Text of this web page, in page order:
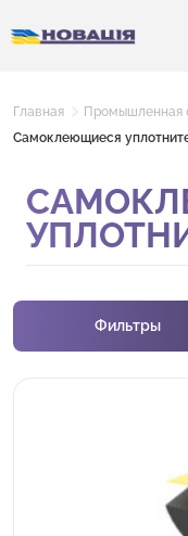
Главная Промышленная
Самоклеющиеся
Фильтры